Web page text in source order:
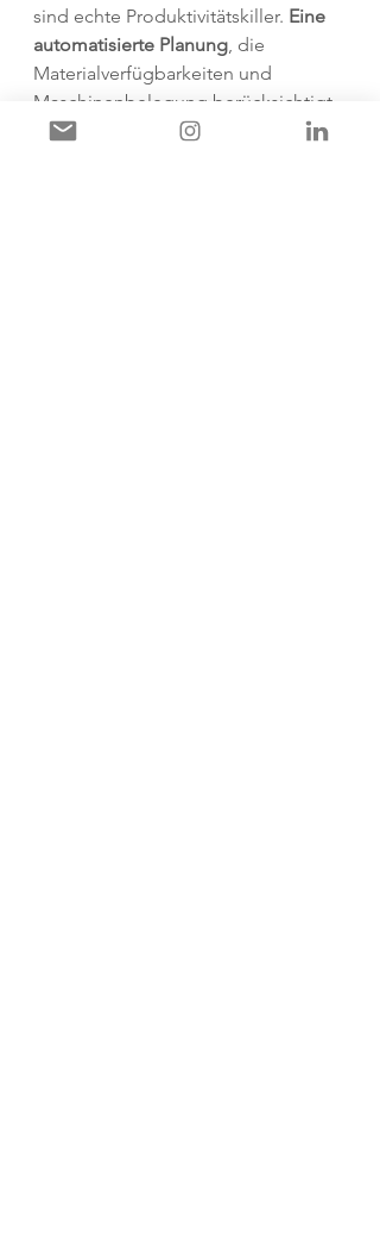
sind echte Produktivitätskiller. Eine
automatisierte Planung, die
Materialverfügbarkeiten und
Maschinenbelegung berücksichtigt,
bringt enorme Vorteile.